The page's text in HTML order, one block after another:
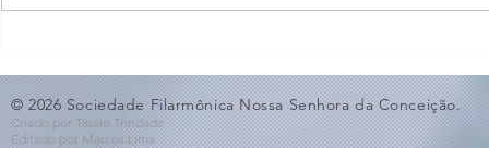
🎵🎶
ao Dia dos
© 2026 Sociedade Filarmônica Nossa Senhora da Conceição.
Criado por Tássio Trindade
Editado por Marcos Lima